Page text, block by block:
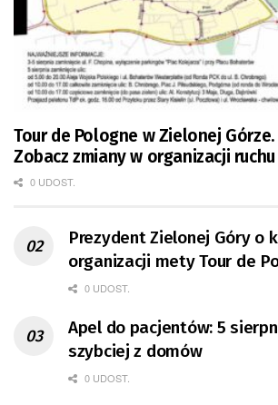
Tour de Pologne w Zielonej Górze.
Zobacz zmiany w organizacji ruchu
0 UDOST.
Prezydent Zielonej Góry o
organizacji mety Tour de
0 UDOST.
Apel do pacjentów: 5
szybciej z domów
0 UDOST.